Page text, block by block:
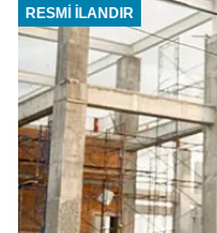
RESMİ İLANDIR